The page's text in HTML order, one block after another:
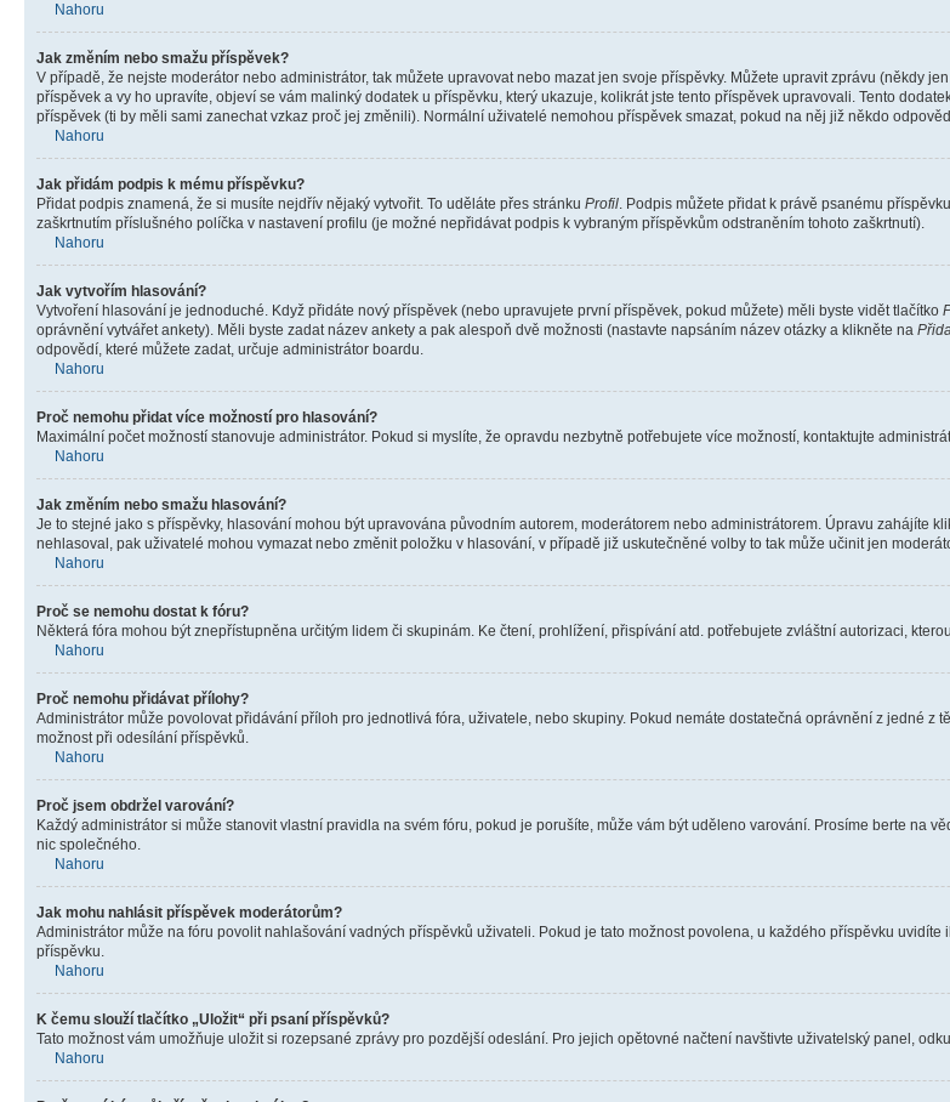
Nahoru
Jak změním nebo smažu příspěvek?
V případě, že nejste moderátor nebo administrátor, tak můžete upravovat nebo mazat jen svoje příspěvky. Můžete upravit zprávu (někdy
příspěvek a vy ho upravíte, objeví se vám malinký dodatek u příspěvku, který ukazuje, kolikrát jste tento příspěvek upravovali. Tento
příspěvek (ti by měli sami zanechat vzkaz proč jej změnili). Normální uživatelé nemohou příspěvek smazat, pokud na něj již někdo
Nahoru
Jak přidám podpis k mému příspěvku?
Přidat podpis znamená, že si musíte nejdřív nějaký vytvořit. To uděláte přes stránku Profil. Podpis můžete přidat k právě psanému
zaškrtnutím příslušného políčka v nastavení profilu (je možné nepřidávat podpis k vybraným příspěvkům odstraněním tohoto zaškrtnutí).
Nahoru
Jak vytvořím hlasování?
Vytvoření hlasování je jednoduché. Když přidáte nový příspěvek (nebo upravujete první příspěvek, pokud můžete) měli byste vidět tlačítko
oprávnění vytvářet ankety). Měli byste zadat název ankety a pak alespoň dvě možnosti (nastavte napsáním název otázky a klikněte na
odpovědí, které můžete zadat, určuje administrátor boardu.
Nahoru
Proč nemohu přidat více možností pro hlasování?
Maximální počet možností stanovuje administrátor. Pokud si myslíte, že opravdu nezbytně potřebujete více možností, kontaktujte
Nahoru
Jak změním nebo smažu hlasování?
Je to stejné jako s příspěvky, hlasování mohou být upravována původním autorem, moderátorem nebo administrátorem. Úpravu zahájíte
nehlasoval, pak uživatelé mohou vymazat nebo změnit položku v hlasování, v případě již uskutečněné volby to tak může učinit jen
Nahoru
Proč se nemohu dostat k fóru?
Některá fóra mohou být znepřístupněna určitým lidem či skupinám. Ke čtení, prohlížení, přispívání atd. potřebujete zvláštní autorizaci,
Nahoru
Proč nemohu přidávat přílohy?
Administrátor může povolovat přidávání příloh pro jednotlivá fóra, uživatele, nebo skupiny. Pokud nemáte dostatečná oprávnění z jedné
možnost při odesílání příspěvků.
Nahoru
Proč jsem obdržel varování?
Každý administrátor si může stanovit vlastní pravidla na svém fóru, pokud je porušíte, může vám být uděleno varování. Prosíme berte na
nic společného.
Nahoru
Jak mohu nahlásit příspěvek moderátorům?
Administrátor může na fóru povolit nahlašování vadných příspěvků uživateli. Pokud je tato možnost povolena, u každého příspěvku
příspěvku.
Nahoru
K čemu slouží tlačítko „Uložit“ při psaní příspěvků?
Tato možnost vám umožňuje uložit si rozepsané zprávy pro pozdější odeslání. Pro jejich opětovné načtení navštivte uživatelský panel,
Nahoru